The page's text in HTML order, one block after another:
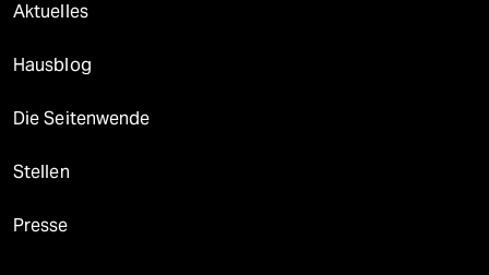
Aktuelles
Hausblog
Die Seitenwende
Stellen
Presse